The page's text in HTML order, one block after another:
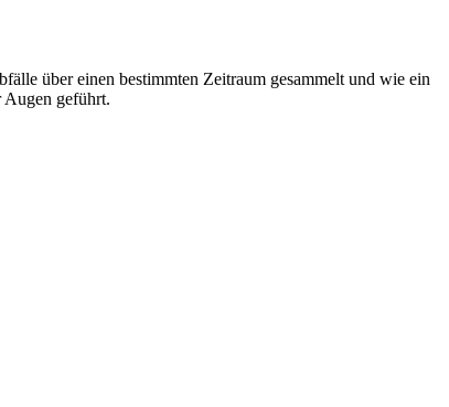
über einen bestimmten Zeitraum gesammelt und wie ein
Augen geführt.